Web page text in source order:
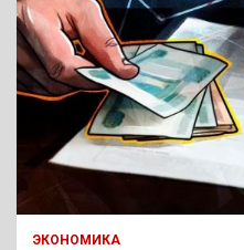
ЭКОНОМИКА